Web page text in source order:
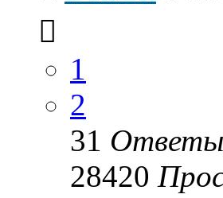
1
2
31 Ответы
28420